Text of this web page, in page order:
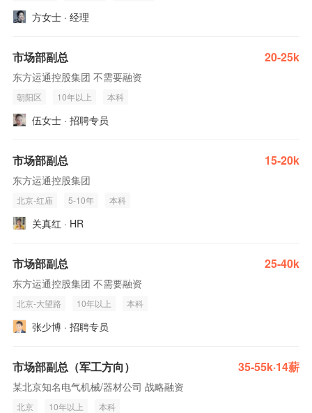
方女士 · 经理
市场部副总 20-25k
东方运通控股集团 不需要融资
朝阳区 10年以上 本科
伍女士 · 招聘专员
市场部副总 15-20k
东方运通控股集团
北京-红庙 5-10年 本科
关真红 · HR
市场部副总 25-40k
东方运通控股集团 不需要融资
北京-大望路 10年以上 本科
张少博 · 招聘专员
市场部副总（军工方向） 35-55k·14薪
某北京知名电气机械/器材公司 战略融资
北京 10年以上 本科